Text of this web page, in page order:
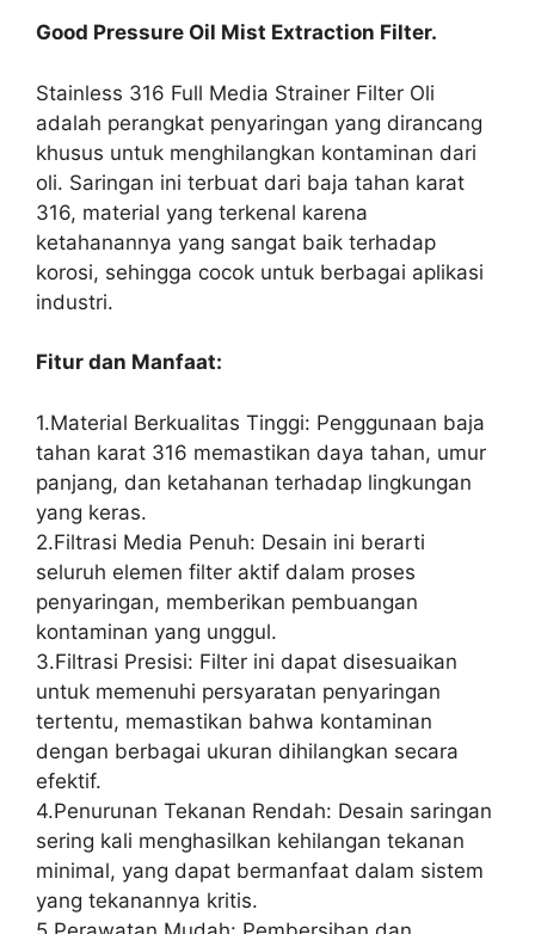
Good Pressure Oil Mist Extraction Filter.
Stainless 316 Full Media Strainer Filter Oli
adalah perangkat penyaringan yang dirancang
khusus untuk menghilangkan kontaminan dari
oli. Saringan ini terbuat dari baja tahan karat
316, material yang terkenal karena
ketahanannya yang sangat baik terhadap
korosi, sehingga cocok untuk berbagai aplikasi
industri.
Fitur dan Manfaat:
1.Material Berkualitas Tinggi: Penggunaan baja
tahan karat 316 memastikan daya tahan, umur
panjang, dan ketahanan terhadap lingkungan
yang keras.
2.Filtrasi Media Penuh: Desain ini berarti
seluruh elemen filter aktif dalam proses
penyaringan, memberikan pembuangan
kontaminan yang unggul.
3.Filtrasi Presisi: Filter ini dapat disesuaikan
untuk memenuhi persyaratan penyaringan
tertentu, memastikan bahwa kontaminan
dengan berbagai ukuran dihilangkan secara
efektif.
4.Penurunan Tekanan Rendah: Desain saringan
sering kali menghasilkan kehilangan tekanan
minimal, yang dapat bermanfaat dalam sistem
yang tekanannya kritis.